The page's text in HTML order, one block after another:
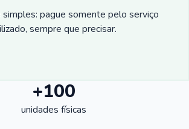
simples: pague somente pelo serviço
sempre que precisar.
+100
unidades físicas